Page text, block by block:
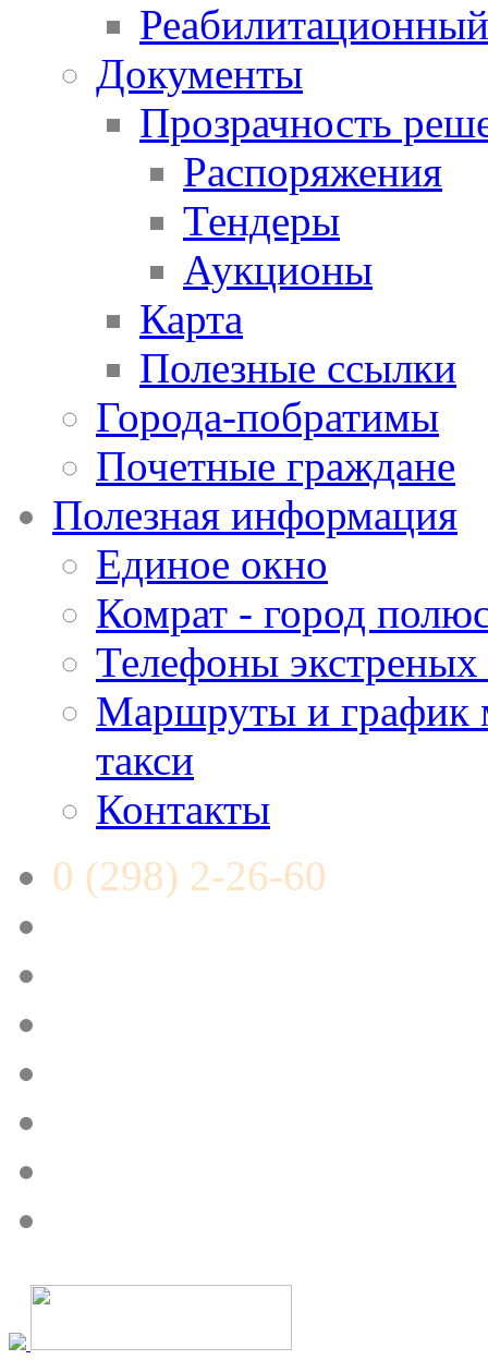
Документы
Прозрачность
Распоряжения
Тендеры
Аукционы
Карта
Полезные ссылки
Города-побратимы
Почетные граждане
Полезная информация
Единое окно
Комрат - город
Телефоны
Маршруты и график
такси
Контакты
0 (298) 2-26-60